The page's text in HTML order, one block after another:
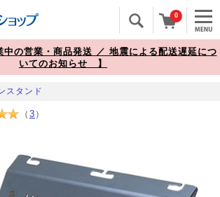
0
の営業・商品発送 ／ 地震による配送遅延につ
いてのお知らせ 】
スタンド
（ 3 ）